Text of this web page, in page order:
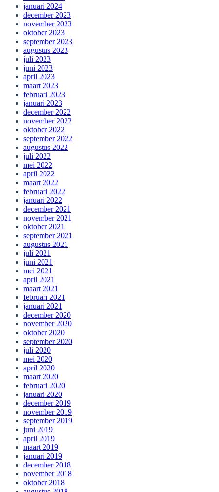
januari 2024
december 2023
november 2023
oktober 2023
september 2023
augustus 2023
juli 2023
juni 2023
april 2023
maart 2023
februari 2023
januari 2023
december 2022
november 2022
oktober 2022
september 2022
augustus 2022
juli 2022
mei 2022
april 2022
maart 2022
februari 2022
januari 2022
december 2021
november 2021
oktober 2021
september 2021
augustus 2021
juli 2021
juni 2021
mei 2021
april 2021
maart 2021
februari 2021
januari 2021
december 2020
november 2020
oktober 2020
september 2020
juli 2020
mei 2020
april 2020
maart 2020
februari 2020
januari 2020
december 2019
november 2019
september 2019
juni 2019
april 2019
maart 2019
januari 2019
december 2018
november 2018
oktober 2018